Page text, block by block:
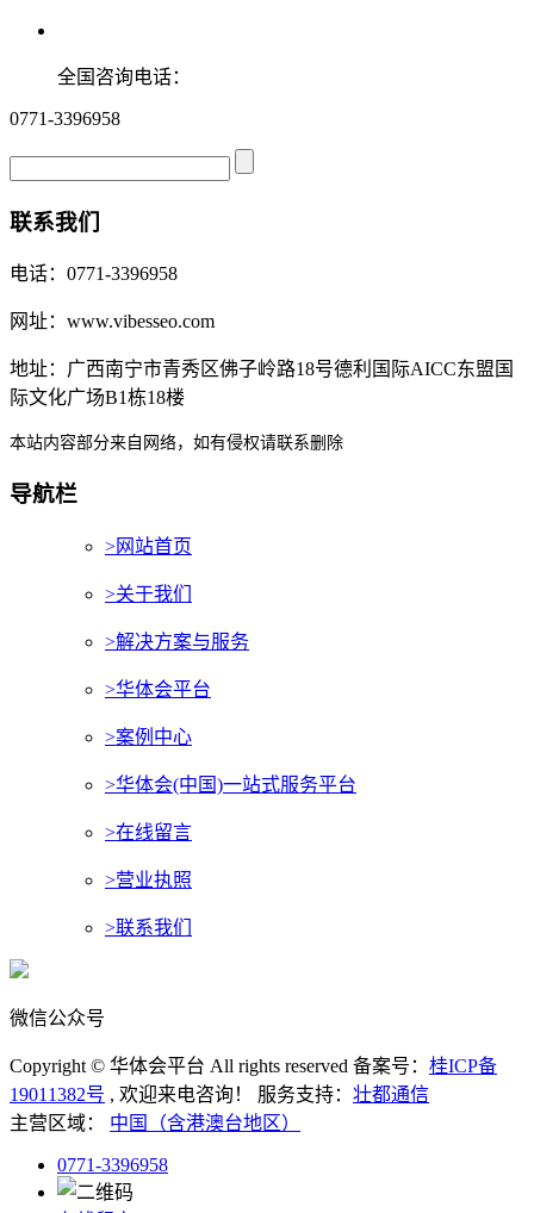
全国咨询电话：
0771-3396958
联系我们
电话：0771-3396958
网址：www.vibesseo.com
地址：广西南宁市青秀区佛子岭路18号德利国际AICC东盟国
际文化广场B1栋18楼
本站内容部分来自网络，如有侵权请联系删除
导航栏
>网站首页
>关于我们
>解决方案与服务
>华体会平台
>案例中心
>华体会(中国)一站式服务平台
>在线留言
>营业执照
>联系我们
微信公众号
Copyright © 华体会平台 All rights reserved 备案号： 桂ICP备
19011382号 , 欢迎来电咨询！ 服务支持： 壮都通信
主营区域： 中国（含港澳台地区）
0771-3396958